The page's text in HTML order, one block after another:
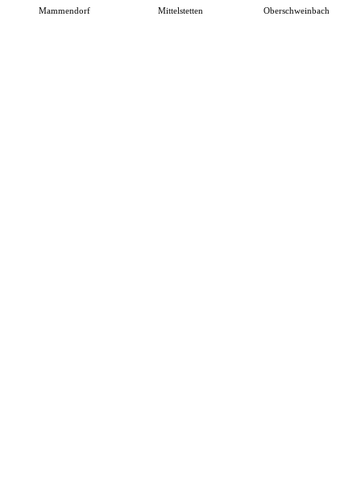
Mammendorf Mittelstetten Oberschweinbach